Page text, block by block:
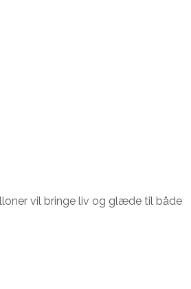
vil bringe liv og glæde til både